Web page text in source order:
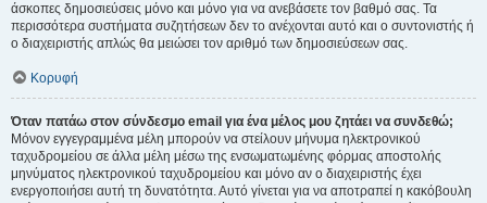
άσκοπες δημοσιεύσεις μόνο και μόνο για να ανεβάσετε τον βαθμό σας. Τα
περισσότερα συστήματα συζητήσεων δεν το ανέχονται αυτό και ο συντονιστής ή
ο διαχειριστής απλώς θα μειώσει τον αριθμό των δημοσιεύσεων σας.
Κορυφή
Όταν πατάω στον σύνδεσμο email για ένα μέλος μου ζητάει να συνδεθώ;
Μόνον εγγεγραμμένα μέλη μπορούν να στείλουν μήνυμα ηλεκτρονικού
ταχυδρομείου σε άλλα μέλη μέσω της ενσωματωμένης φόρμας αποστολής
μηνύματος ηλεκτρονικού ταχυδρομείου και μόνο αν ο διαχειριστής έχει
ενεργοποιήσει αυτή τη δυνατότητα. Αυτό γίνεται για να αποτραπεί η κακόβουλη